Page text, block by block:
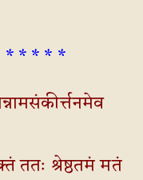
* * * * *
ततः श्रेष्ठतमं मतं